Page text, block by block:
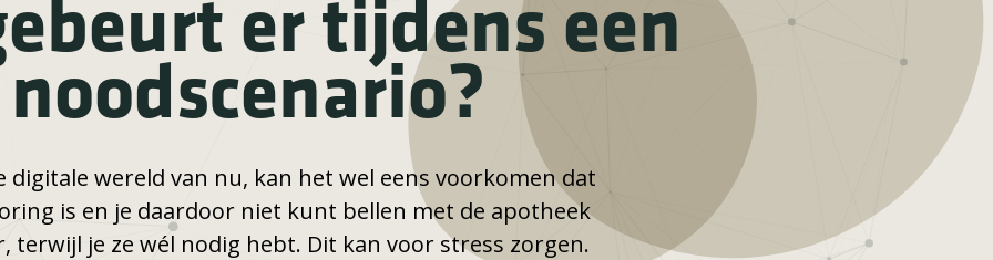
er tijdens een
noodscenario?
digitale wereld van nu, kan het wel eens voorkomen dat
is en je daardoor niet kunt bellen met de apotheek
terwijl je ze wél nodig hebt. Dit kan voor stress zorgen.